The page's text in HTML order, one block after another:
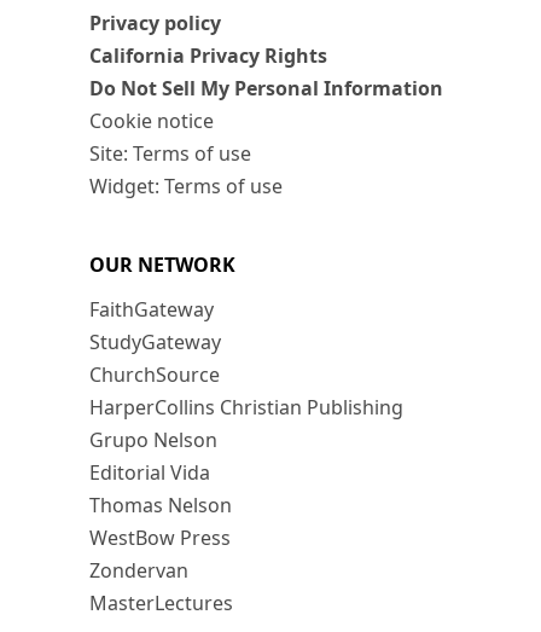
Privacy policy
California Privacy Rights
Do Not Sell My Personal Information
Cookie notice
Site: Terms of use
Widget: Terms of use
OUR NETWORK
FaithGateway
StudyGateway
ChurchSource
HarperCollins Christian Publishing
Grupo Nelson
Editorial Vida
Thomas Nelson
WestBow Press
Zondervan
MasterLectures